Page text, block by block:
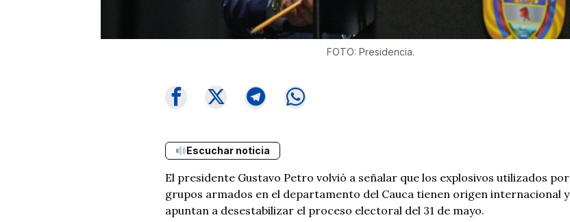
FOTO: Presidencia.
Escuchar noticia
El presidente Gustavo Petro volvió a señalar que los explosivos utilizados por
grupos armados en el departamento del Cauca tienen origen internacional y
apuntan a desestabilizar el proceso electoral del 31 de mayo.